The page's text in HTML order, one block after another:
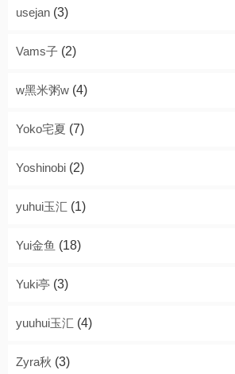
usejan (3)
Vams子 (2)
w黑米粥w (4)
Yoko宅夏 (7)
Yoshinobi (2)
yuhui玉汇 (1)
Yui金鱼 (18)
Yuki亭 (3)
yuuhui玉汇 (4)
Zyra秋 (3)